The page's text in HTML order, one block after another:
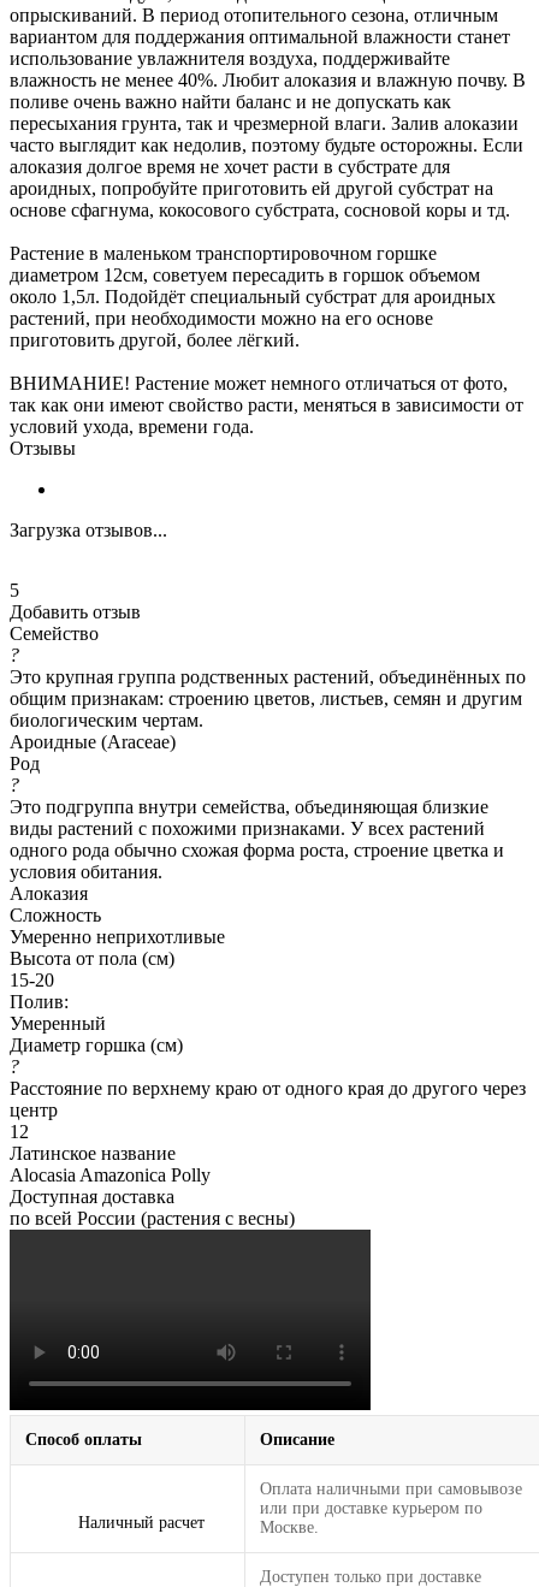
опрыскиваний. В период отопительного сезона, отличным
вариантом для поддержания оптимальной влажности станет
использование увлажнителя воздуха, поддерживайте
влажность не менее 40%. Любит алоказия и влажную почву. В
поливе очень важно найти баланс и не допускать как
пересыхания грунта, так и чрезмерной влаги. Залив алоказии
часто выглядит как недолив, поэтому будьте осторожны. Если
алоказия долгое время не хочет расти в субстрате для
ароидных, попробуйте приготовить ей другой субстрат на
основе сфагнума, кокосового субстрата, сосновой коры и тд.
Растение в маленьком транспортировочном горшке
диаметром 12см, советуем пересадить в горшок объемом
около 1,5л. Подойдёт специальный субстрат для ароидных
растений, при необходимости можно на его основе
приготовить другой, более лёгкий.
ВНИМАНИЕ! Растение может немного отличаться от фото,
так как они имеют свойство расти, меняться в зависимости от
условий ухода, времени года.
Отзывы
Загрузка отзывов...
5
Добавить отзыв
Семейство
?
Это крупная группа родственных растений, объединённых по
общим признакам: строению цветов, листьев, семян и другим
биологическим чертам.
Ароидные (Araceae)
Род
?
Это подгруппа внутри семейства, объединяющая близкие
виды растений с похожими признаками. У всех растений
одного рода обычно схожая форма роста, строение цветка и
условия обитания.
Алоказия
Сложность
Умеренно неприхотливые
Высота от пола (см)
15-20
Полив:
Умеренный
Диаметр горшка (см)
?
Расстояние по верхнему краю от одного края до другого через
центр
12
Латинское название
Alocasia Amazonica Polly
Доступная доставка
по всей России (растения с весны)
Способ оплаты Описание
Наличный расчет
Оплата наличными при самовывозе
или при доставке курьером по
Москве.
Доступен только при доставке